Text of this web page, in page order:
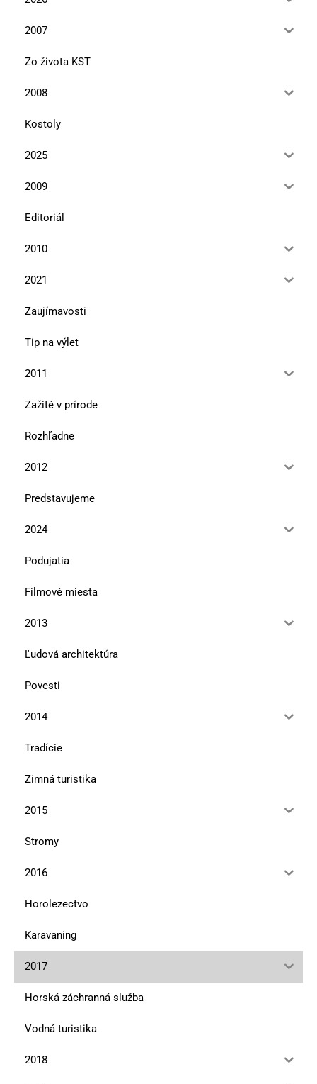
2007
Zo života KST
2008
Kostoly
2025
2009
Editoriál
2010
2021
Zaujímavosti
Tip na výlet
2011
Zažité v prírode
Rozhľadne
2012
Predstavujeme
2024
Podujatia
Filmové miesta
2013
Ľudová architektúra
Povesti
2014
Tradície
Zimná turistika
2015
Stromy
2016
Horolezectvo
Karavaning
2017
Horská záchranná služba
Vodná turistika
2018